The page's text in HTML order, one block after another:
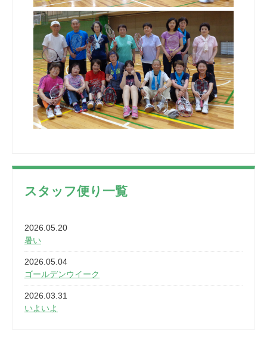
スタッフ便り一覧
2026.05.20
暑い
2026.05.04
ゴールデンウイーク
2026.03.31
いよいよ